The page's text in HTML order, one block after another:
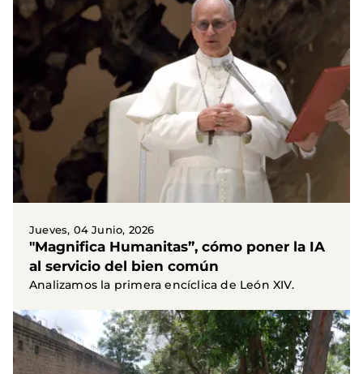
Jueves, 04 Junio, 2026
"Magnifica Humanitas”, cómo poner la IA
al servicio del bien común
Analizamos la primera encíclica de León XIV.